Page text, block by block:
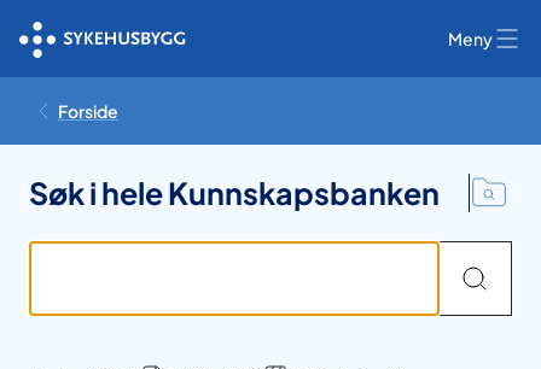
Meny
Forside
Søk i hele Kunnskapsbanken